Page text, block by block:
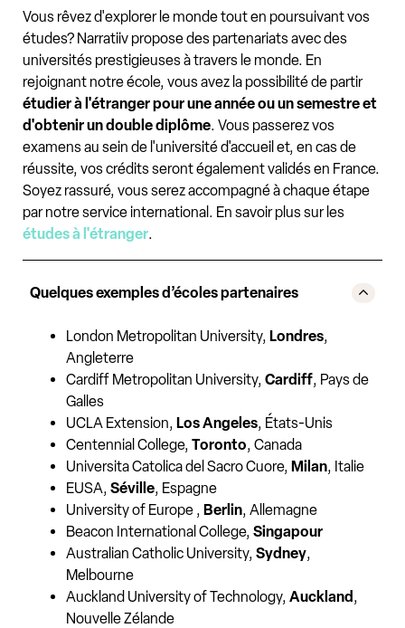
Vous rêvez d'explorer le monde tout en poursuivant vos
études? Narratiiv propose des partenariats avec des
universités prestigieuses à travers le monde. En
rejoignant notre école, vous avez la possibilité de partir
étudier à l'étranger pour une année ou un semestre et
d'obtenir un double diplôme. Vous passerez vos
examens au sein de l'université d'accueil et, en cas de
réussite, vos crédits seront également validés en France.
Soyez rassuré, vous serez accompagné à chaque étape
par notre service international. En savoir plus sur les
études à l'étranger.
Quelques exemples d’écoles partenaires
London Metropolitan University, Londres,
Angleterre
Cardiff Metropolitan University, Cardiff, Pays de
Galles
UCLA Extension, Los Angeles, États-Unis
Centennial College, Toronto, Canada
Universita Catolica del Sacro Cuore, Milan, Italie
EUSA, Séville, Espagne
University of Europe , Berlin, Allemagne
Beacon International College, Singapour
Australian Catholic University, Sydney,
Melbourne
Auckland University of Technology, Auckland ,
Nouvelle Zélande